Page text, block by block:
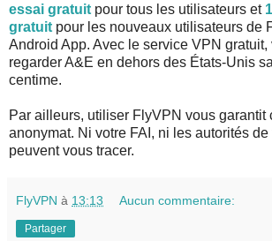
essai gratuit pour tous les utilisateurs et
gratuit pour les nouveaux utilisateurs de
Android App. Avec le service VPN gratuit,
regarder A&E en dehors des États-Unis
centime.
Par ailleurs, utiliser FlyVPN vous garantit
anonymat. Ni votre FAI, ni les autorités
peuvent vous tracer.
FlyVPN à 13:13 Aucun commentaire:
Partager